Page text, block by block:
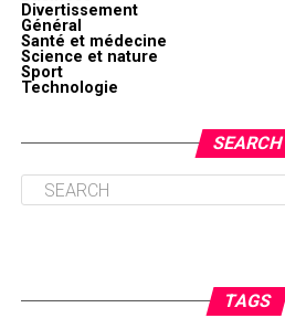
Divertissement
Général
Santé et médecine
Science et nature
Sport
Technologie
SEARCH
TAGS